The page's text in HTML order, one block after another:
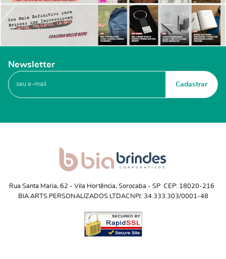
Newsletter
Cadastrar
Rua Santa Maria, 62 - Vila Hortência, Sorocaba - SP CEP: 18020-216
BIA ARTS PERSONALIZADOS LTDACNPJ: 34.333.303/0001-48